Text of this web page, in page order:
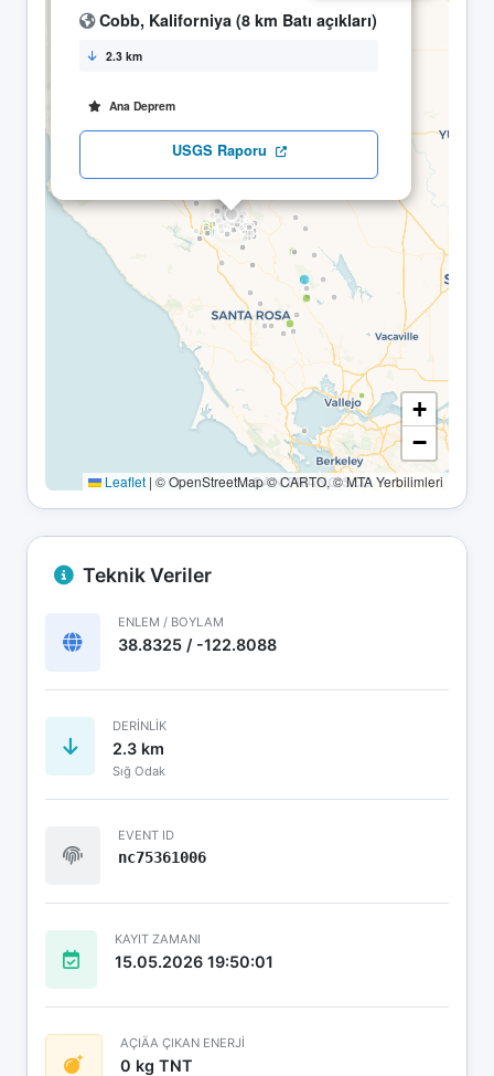
Cobb, Kaliforniya (8 km Batı açıkları)
2.3 km
Ana Deprem
USGS Raporu
+
−
Leaflet | © OpenStreetMap © CARTO, © MTA Yerbilimleri
Teknik Veriler
ENLEM / BOYLAM
38.8325 / -122.8088
DERINLIK
2.3 km
Sığ Odak
EVENT ID
nc75361006
KAYIT ZAMANI
15.05.2026 19:50:01
AÇIÄA ÇIKAN ENERJİ
0 kg TNT